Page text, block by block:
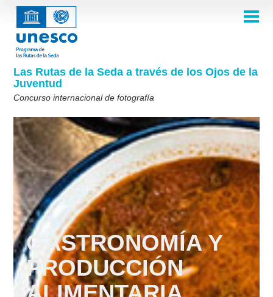
Pasar
contenido
principal
Las Rutas de la Seda a través de los Ojos de la
Juventud
Concurso internacional de fotografía
Main
navigationEl concurso 2025
Preguntas frecuentes
Las Rutas de la Seda de un vistazo
Ediciones anteriores del concurso
TEMAS
Tema de la 6a edición
Temas de la 5a edición
Temas de la 4a edición
Temas de la 3ra edición
Temas de la 2nda edición
Temas de la 1ra edición
GALERÍA
Ganadores 2022
Ganadores 2021
Ganadores 2019-2020
Ganadores 2018
English Français
العربية
русский
中文 فارسی
Español
Korean
Supported by
PARTICIPAR
GASTRONOMÍA Y
PRODUCCIÓN